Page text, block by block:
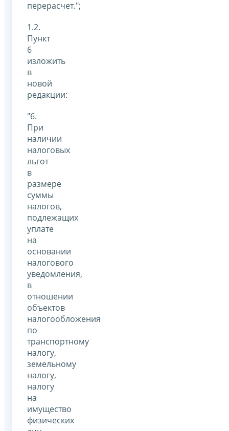
перерасчет.";
1.2.
Пункт
6
изложить
в
новой
редакции:
"6.
При
наличии
налоговых
льгот
в
размере
суммы
налогов,
подлежащих
уплате
на
основании
налогового
уведомления,
в
отношении
объектов
налогообложения
по
транспортному
налогу,
земельному
налогу,
налогу
на
имущество
физических